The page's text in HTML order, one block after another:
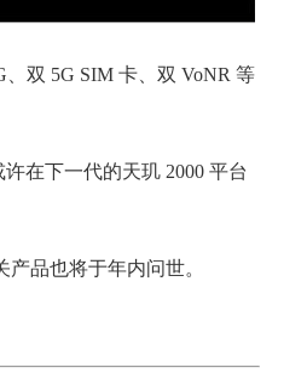
双 5G SIM 卡、双 VoNR 等
在下一代的天玑 2000 平台
品也将于年内问世。